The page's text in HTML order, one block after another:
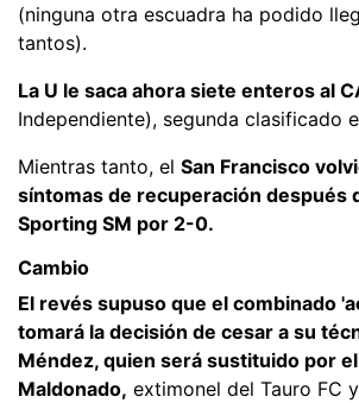
(ninguna otra escuadra ha podido
tantos).
La U le saca ahora siete enteros al
Independiente), segunda clasificado
Mientras tanto, el San Francisco
síntomas de recuperación después
Sporting SM por 2-0.
Cambio
El revés supuso que el combinado
tomará la decisión de cesar a su
Méndez, quien será sustituido por
Maldonado, extimonel del Tauro FC